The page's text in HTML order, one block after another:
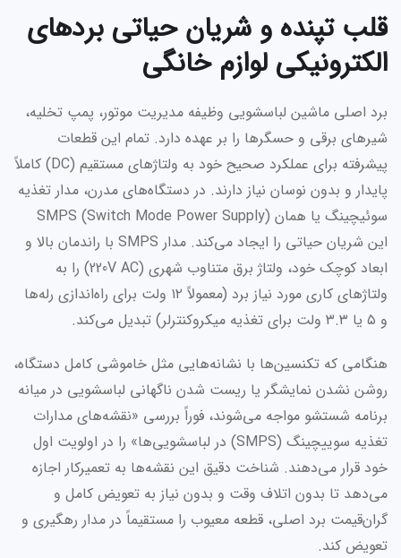
قلب تپنده و شریان حیاتی بردهای
الکترونیکی لوازم خانگی
برد اصلی ماشین لباسشویی وظیفه مدیریت موتور، پمپ تخلیه،
شیرهای برقی و حسگرها را بر عهده دارد. تمام این قطعات
پیشرفته برای عملکرد صحیح خود به ولتاژهای مستقیم (DC) کاملاً
پایدار و بدون نوسان نیاز دارند. در دستگاه‌های مدرن، مدار تغذیه
سوئیچینگ یا همان SMPS (Switch Mode Power Supply)
این شریان حیاتی را ایجاد می‌کند. مدار SMPS با راندمان بالا و
ابعاد کوچک خود، ولتاژ برق متناوب شهری (220V AC) را به
ولتاژهای کاری مورد نیاز برد (معمولاً ۱۲ ولت برای راه‌اندازی رله‌ها
و ۵ یا ۳.۳ ولت برای تغذیه میکروکنترلر) تبدیل می‌کند.
هنگامی که تکنسین‌ها با نشانه‌هایی مثل خاموشی کامل دستگاه،
روشن نشدن نمایشگر یا ریست شدن ناگهانی لباسشویی در میانه
برنامه شستشو مواجه می‌شوند، فوراً بررسی «نقشه‌های مدارات
تغذیه سوییچینگ (SMPS) در لباسشویی‌ها» را در اولویت اول
خود قرار می‌دهند. شناخت دقیق این نقشه‌ها به تعمیرکار اجازه
می‌دهد تا بدون اتلاف وقت و بدون نیاز به تعویض کامل و
گران‌قیمت برد اصلی، قطعه معیوب را مستقیماً در مدار رهگیری و
تعویض کند.